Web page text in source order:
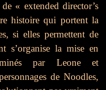
« extended director’s
histoire qui portent la
si elles permettent de
s’organise la mise en
par Leone et
de Noodles,